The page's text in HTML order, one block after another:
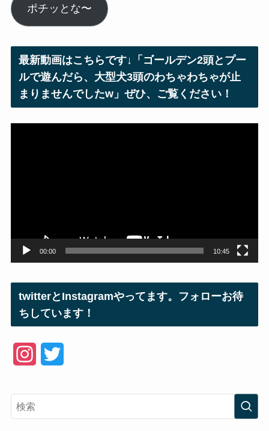
ル
ア
ス
ポチッとな〜
最新動画はこちらです↓「ゴールデン2頭とプー
ルで遊んだら、大型犬3頭のわちゃわちゃが止
まりませんでしたw」ぜひ、ご覧ください！
00:00 10:45
twitterとInstagramやってます。フォローお待
ちしています！
t t